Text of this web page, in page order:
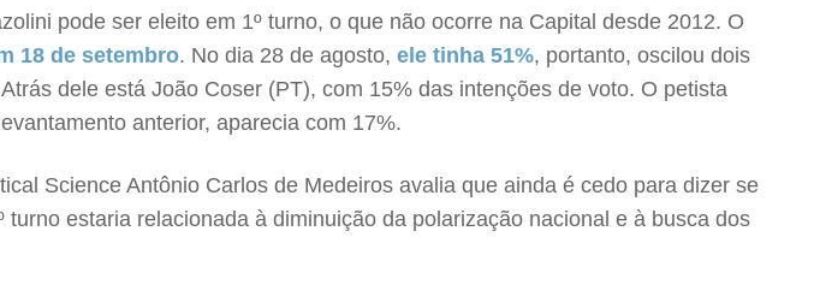
pode ser eleito em 1º turno, o que não ocorre na Capital desde 2012. O
18 de setembro. No dia 28 de agosto, ele tinha 51%, portanto, oscilou dois
dele está João Coser (PT), com 15% das intenções de voto. O petista
anterior, aparecia com 17%.
Science Antônio Carlos de Medeiros avalia que ainda é cedo para dizer se
estaria relacionada à diminuição da polarização nacional e à busca dos